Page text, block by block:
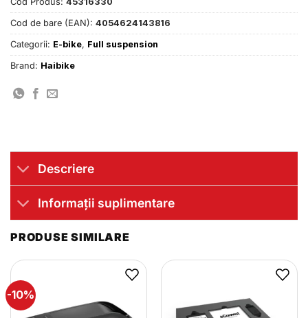
Cod de bare (EAN): 4054624143816
Categorii: E-bike, Full suspension
Brand: Haibike
Descriere
Informații suplimentare
PRODUSE SIMILARE
-10%